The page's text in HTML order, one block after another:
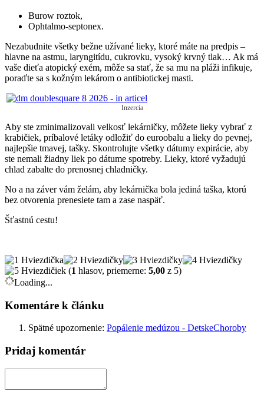
Burow roztok,
Ophtalmo-septonex.
Nezabudnite všetky bežne užívané lieky, ktoré máte na predpis –
hlavne na astmu, laryngitídu, cukrovku, vysoký krvný tlak… Ak má
vaše dieťa atopický exém, môže sa stať, že sa mu na pláži infikuje,
poraďte sa s kožným lekárom o antibiotickej masti.
Inzercia
Aby ste zminimalizovali velkosť lekárničky, môžete lieky vybrať z
krabičiek, príbalové letáky odložiť do euroobalu a lieky do pevnej,
najlepšie tmavej, tašky. Skontrolujte všetky dátumy expirácie, aby
ste nemali žiadny liek po dátume spotreby. Lieky, ktoré vyžadujú
chlad zabalte do prenosnej chladničky.
No a na záver vám želám, aby lekárnička bola jediná taška, ktorú
bez otvorenia prenesiete tam a zase naspäť.
Šťastnú cestu!
(1 hlasov, priemerne: 5,00 z 5)
Loading...
Komentáre k článku
Spätné upozornenie: Popálenie medúzou - DetskeChoroby
Pridaj komentár